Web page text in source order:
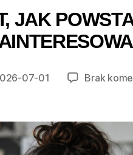
JAK
07-01 Brak